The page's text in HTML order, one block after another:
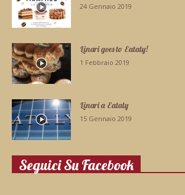
24 Gennaio 2019
Linari goes to Eataly!
1 Febbraio 2019
Linari a Eataly
15 Gennaio 2019
Seguici Su Facebook